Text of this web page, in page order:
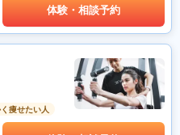
体験・相談予約
痩せたい人